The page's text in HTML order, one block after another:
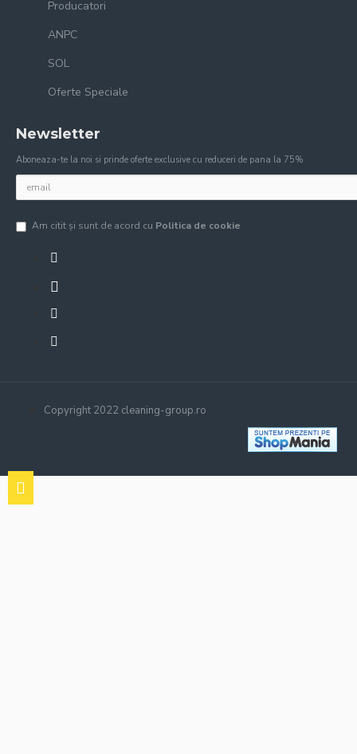
Producatori
ANPC
SOL
Oferte Speciale
Newsletter
Aboneaza-te la noi si prinde oferte exclusive cu reduceri de pana la 75%
Am citit şi sunt de acord cu Politica de cookie
Copyright 2022 cleaning-group.ro